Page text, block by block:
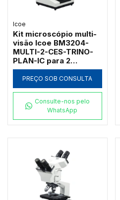
Icoe
Kit microscópio multi-
visão Icoe BM3204-
MULTI-2-CES-TRINO-
PLAN-IC para 2
observadores com
campo escuro a seco e
objetivas
PREÇO SOB CONSULTA
Consulte-nos pelo
WhatsApp